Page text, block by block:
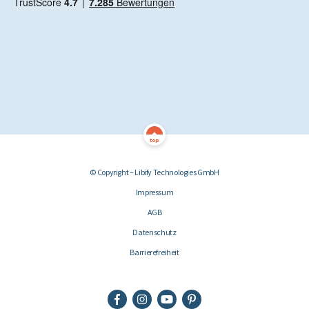
top
© Copyright – Libify Technologies GmbH
Impressum
AGB
Datenschutz
Barrierefreiheit